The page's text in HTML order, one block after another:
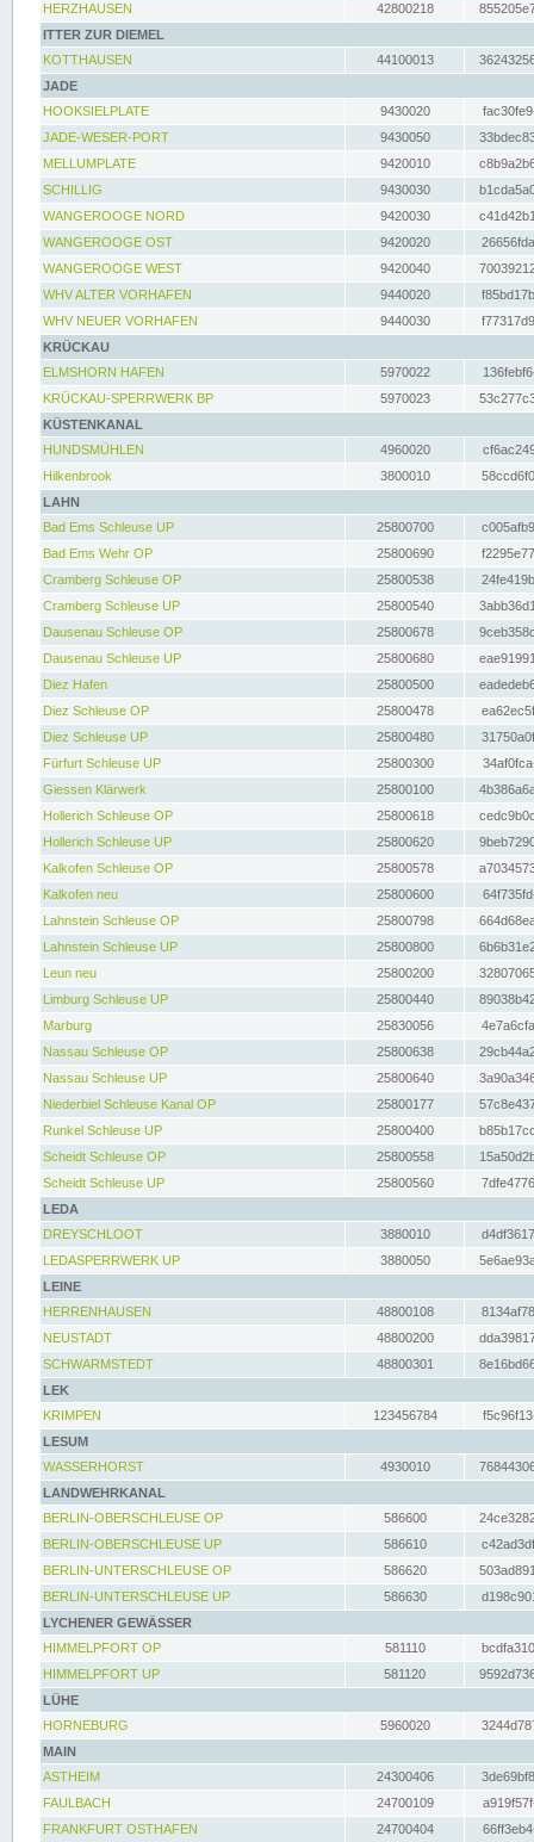
HERZHAUSEN
42800218
ITTER ZUR DIEMEL
KOTTHAUSEN
44100013
JADE
HOOKSIELPLATE
9430020
JADE-WESER-PORT
9430050
MELLUMPLATE
9420010
SCHILLIG
9430030
WANGEROOGE NORD
9420030
WANGEROOGE OST
9420020
WANGEROOGE WEST
9420040
WHV ALTER VORHAFEN
9440020
WHV NEUER VORHAFEN
9440030
KRÜCKAU
ELMSHORN HAFEN
5970022
KRÜCKAU-SPERRWERK BP
5970023
KÜSTENKANAL
HUNDSMÜHLEN
4960020
Hilkenbrook
3800010
LAHN
Bad Ems Schleuse UP
25800700
Bad Ems Wehr OP
25800690
Cramberg Schleuse OP
25800538
Cramberg Schleuse UP
25800540
Dausenau Schleuse OP
25800678
Dausenau Schleuse UP
25800680
Diez Hafen
25800500
Diez Schleuse OP
25800478
Diez Schleuse UP
25800480
Fürfurt Schleuse UP
25800300
Giessen Klärwerk
25800100
Hollerich Schleuse OP
25800618
Hollerich Schleuse UP
25800620
Kalkofen Schleuse OP
25800578
Kalkofen neu
25800600
Lahnstein Schleuse OP
25800798
Lahnstein Schleuse UP
25800800
Leun neu
25800200
Limburg Schleuse UP
25800440
Marburg
25830056
Nassau Schleuse OP
25800638
Nassau Schleuse UP
25800640
Niederbiel Schleuse Kanal OP
25800177
Runkel Schleuse UP
25800400
Scheidt Schleuse OP
25800558
Scheidt Schleuse UP
25800560
LEDA
DREYSCHLOOT
3880010
LEDASPERRWERK UP
3880050
LEINE
HERRENHAUSEN
48800108
NEUSTADT
48800200
SCHWARMSTEDT
48800301
LEK
KRIMPEN
123456784
LESUM
WASSERHORST
4930010
LANDWEHRKANAL
BERLIN-OBERSCHLEUSE OP
586600
BERLIN-OBERSCHLEUSE UP
586610
BERLIN-UNTERSCHLEUSE OP
586620
BERLIN-UNTERSCHLEUSE UP
586630
LYCHENER GEWÄSSER
HIMMELPFORT OP
581110
HIMMELPFORT UP
581120
LÜHE
HORNEBURG
5960020
MAIN
ASTHEIM
24300406
FAULBACH
24700109
FRANKFURT OSTHAFEN
24700404